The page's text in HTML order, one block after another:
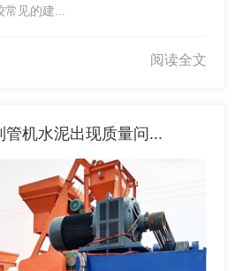
见的建...
阅读全文
管机水泥出现质量问...